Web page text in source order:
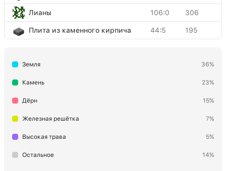
Лианы 106:0 306
Плита из каменного кирпича 44:5 195
Подсолнечник
Двухметровая трава
Еловая доска
Берёзовая доска
Доска из тёмного дуба
Двойная каменная плита
Земля 36%
Камень 23%
Дёрн 15%
Железная решётка 7%
Высокая трава 5%
Остальное 14%